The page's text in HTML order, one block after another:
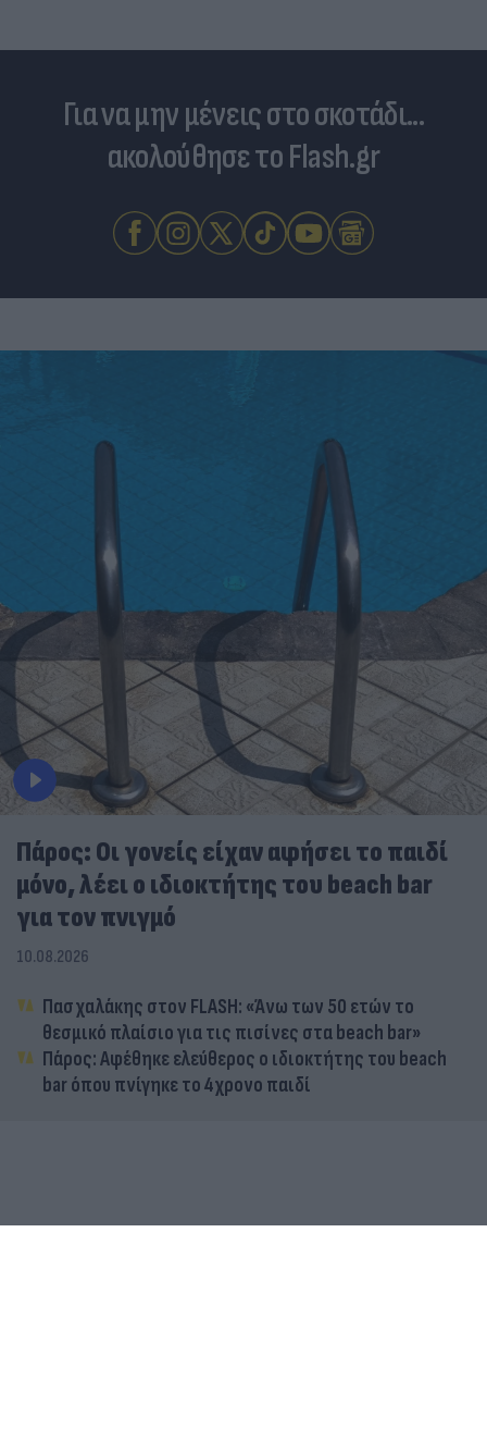
Για να μην μένεις στο σκοτάδι...
ακολούθησε το Flash.gr
Πάρος: Οι γονείς είχαν αφήσει το παιδί
μόνο, λέει ο ιδιοκτήτης του beach bar
για τον πνιγμό
10.08.2026
Πασχαλάκης στον FLASH: «Άνω των 50 ετών το
θεσμικό πλαίσιο για τις πισίνες στα beach bar»
Πάρος: Αφέθηκε ελεύθερος ο ιδιοκτήτης του beach
bar όπου πνίγηκε το 4χρονο παιδί